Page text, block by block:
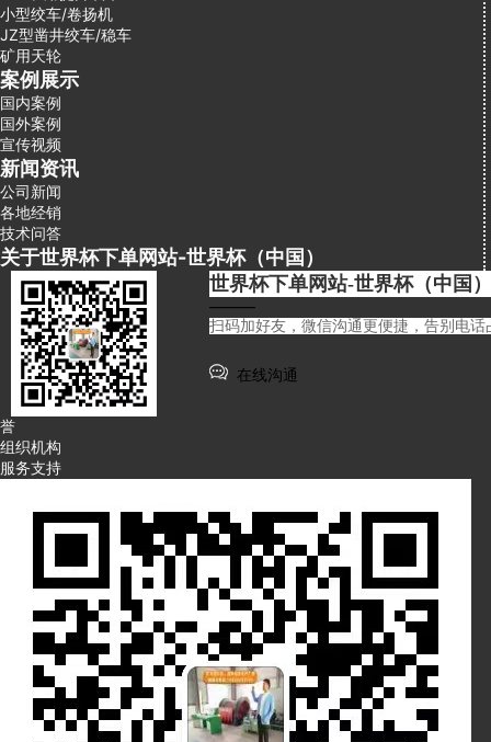
世界杯下单网站-世界杯（中国
———
扫码加好友，微信沟通更便捷，告别电话
在线沟通
小型绞车/卷扬机
JZ型凿井绞车/稳车
矿用天轮
案例展示
国内案例
国外案例
宣传视频
新闻资讯
公司新闻
各地经销
技术问答
关于世界杯下单网站-世界杯（中国）
誉
组织机构
服务支持